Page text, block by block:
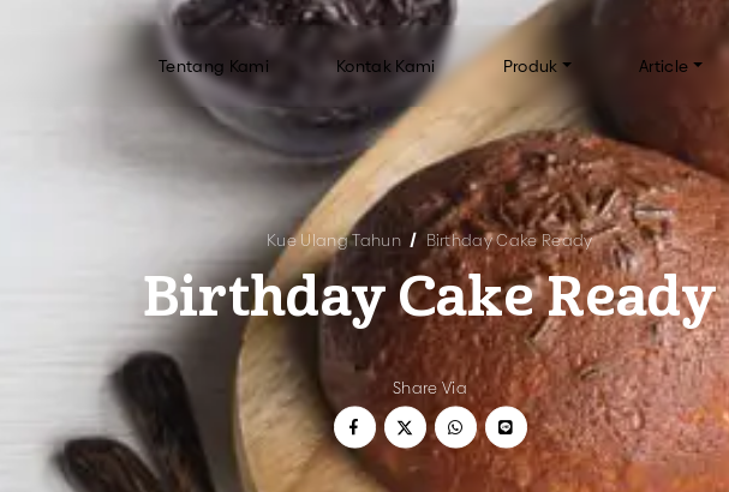
Tentang Kami Kontak Kami Produk
Roti Sarapan
Roti Rasa Buah
Roti Daging
CUP CAKE BY BAKERY TENGGILIS
BROWNIES TENGGILIS
Brownies Kukus
KUE KERING
Article
INFO
FAQ
Tips
Kue Ulang Tahun Birthday Cake Ready
Birthday Cake Ready
Share Via